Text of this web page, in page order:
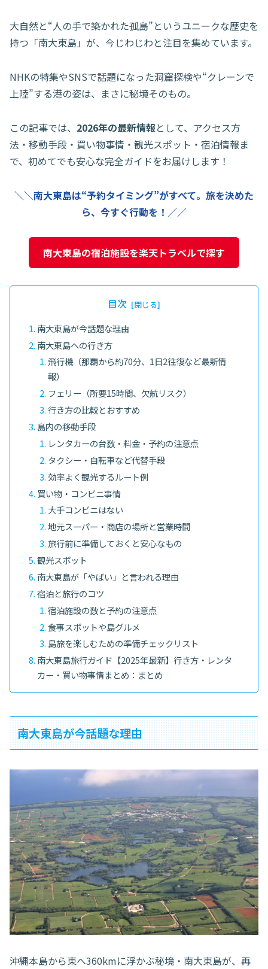
大自然と“人の手で築かれた孤島”というユニークな歴史を
持つ「南大東島」が、今じわじわと注目を集めています。
NHKの特集やSNSで話題になった洞窟探検や“クレーンで
上陸”する港の姿は、まさに秘境そのもの。
この記事では、 2026年の最新情報として、アクセス方
法・移動手段・買い物事情・観光スポット・宿泊情報ま
で、初めてでも安心な完全ガイドをお届けします！
＼＼南大東島は“予約タイミング”がすべて。旅を決めた
ら、今すぐ行動を！／／
南大東島の宿泊施設を楽天トラベルで探す
目次
南大東島が今話題な理由
南大東島への行き方
飛行機（那覇から約70分、1日2往復など最新情
報）
フェリー（所要15時間、欠航リスク）
行き方の比較とおすすめ
島内の移動手段
レンタカーの台数・料金・予約の注意点
タクシー・自転車など代替手段
効率よく観光するルート例
買い物・コンビニ事情
大手コンビニはない
地元スーパー・商店の場所と営業時間
旅行前に準備しておくと安心なもの
観光スポット
南大東島が「やばい」と言われる理由
宿泊と旅行のコツ
宿泊施設の数と予約の注意点
食事スポットや島グルメ
島旅を楽しむための準備チェックリスト
南大東島旅行ガイド【2025年最新】行き方・レンタ
カー・買い物事情まとめ：まとめ
南大東島が今話題な理由
沖縄本島から東へ360kmに浮かぶ秘境・南大東島が、再